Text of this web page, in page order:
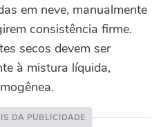
em neve, manualmente
consistência firme.
secos devem ser
à mistura líquida,